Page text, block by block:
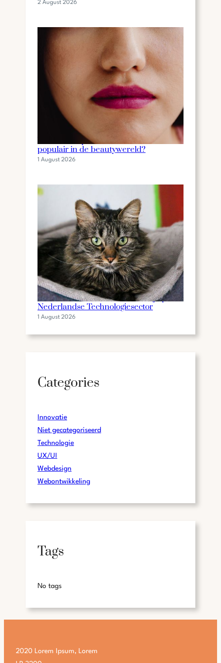
2 August 2026
Wat is een lip stain en waarom is het
populair in de beautywereld?
1 August 2026
De Invloed van Gilbert Mackaaij op de
Nederlandse Technologiesector
1 August 2026
Categories
Innovatie
Niet gecategoriseerd
Technologie
UX/UI
Webdesign
Webontwikkeling
Tags
No tags
2020 Lorem Ipsum, Lorem